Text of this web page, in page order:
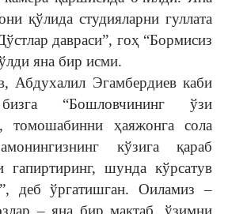
қўлида студияларни гуллата
давраси”, гоҳ “Бормисиз
яна бир исми.
Абдухалил Эгамбердиев каби
бизга “Бошловчининг ўзи
томошабинни ҳаяжонга сола
кўзига қараб
гапиртиринг, шунда кўрсатув
деб ўргатишган. Оиламиз –
– яна бир мактаб, ўзимни